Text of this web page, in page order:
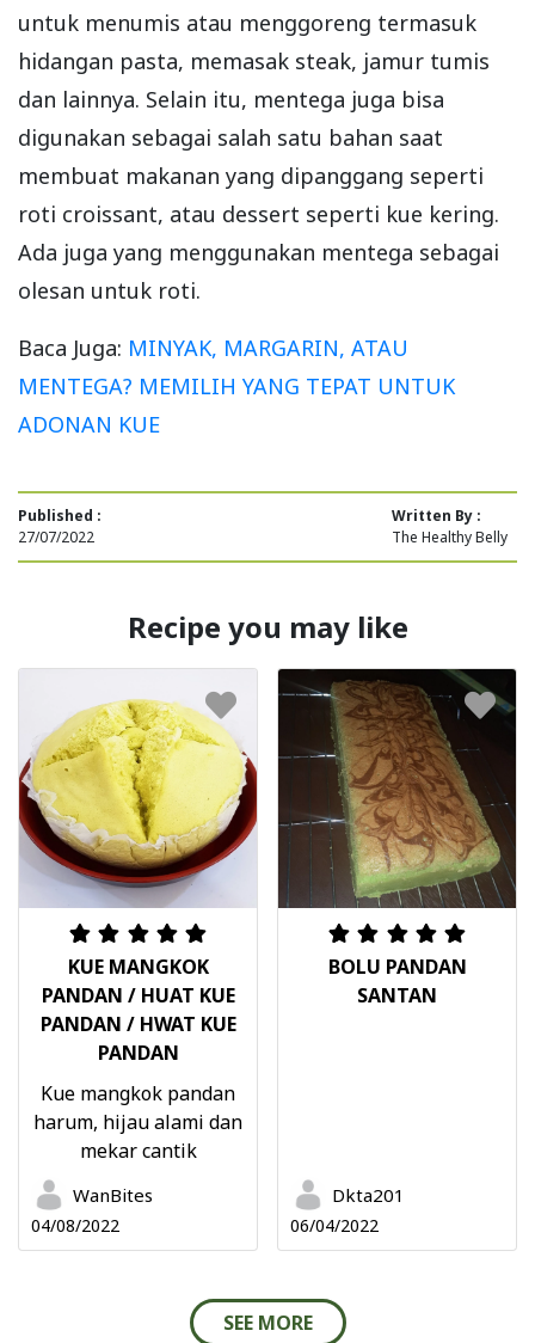
untuk menumis atau menggoreng termasuk
hidangan pasta, memasak steak, jamur tumis
dan lainnya. Selain itu, mentega juga bisa
digunakan sebagai salah satu bahan saat
membuat makanan yang dipanggang seperti
roti croissant, atau dessert seperti kue kering.
Ada juga yang menggunakan mentega sebagai
olesan untuk roti.
Baca Juga: MINYAK, MARGARIN, ATAU
MENTEGA? MEMILIH YANG TEPAT UNTUK
ADONAN KUE
Published :
27/07/2022
Written By :
The Healthy Belly
Recipe you may like
KUE MANGKOK
PANDAN / HUAT KUE
PANDAN / HWAT KUE
PANDAN
Kue mangkok pandan
harum, hijau alami dan
mekar cantik
WanBites
04/08/2022
BOLU PANDAN
SANTAN
Dkta201
06/04/2022
SEE MORE